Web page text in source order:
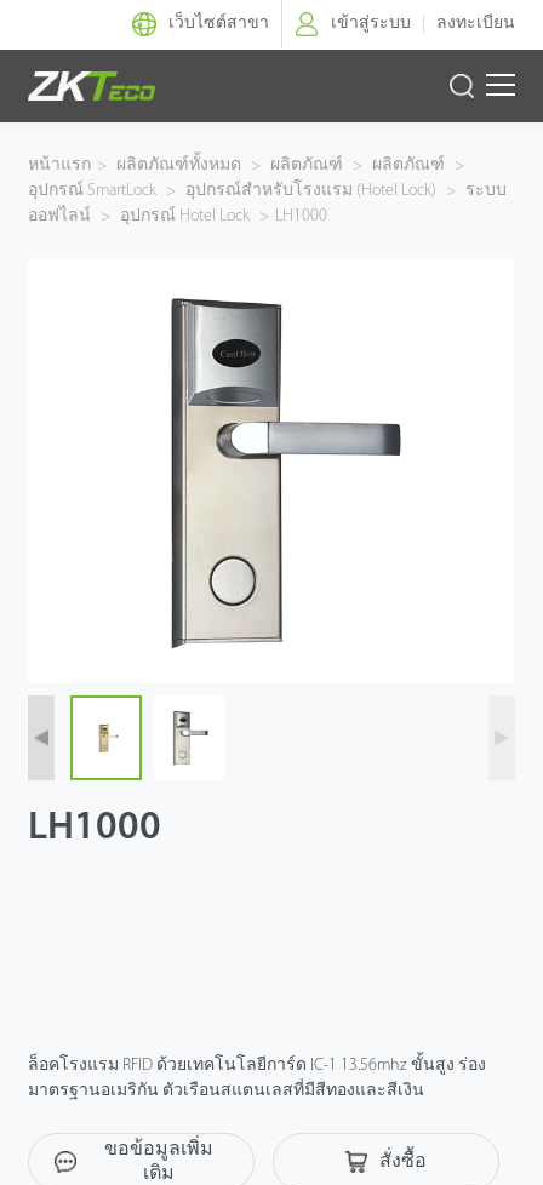
เว็บไซต์สาขา เข้าสู่ระบบ ลงทะเบียน
ผลิตภัณฑ์
โซลูชั่นของเรา
หน้าแรก > ผลิตภัณฑ์ทั้งหมด > ผลิตภัณฑ์ > ผลิตภัณฑ์
>
อุปกรณ์ SmartLock > อุปกรณ์สำหรับโรงแรม (Hotel Lock) >
ระบบ
ออฟไลน์
> อุปกรณ์ Hotel Lock > LH1000
LH1000
ล็อคโรงแรม RFID ด้วยเทคโนโลยีการ์ด IC-1 13.56mhz ขั้นสูง ร่อง
มาตรฐานอเมริกัน ตัวเรือนสแตนเลสที่มีสีทองและสีเงิน
ขอข้อมูลเพิ่ม
เติม
สั่งซื้อ